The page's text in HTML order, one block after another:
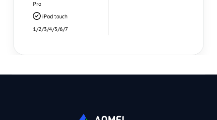
Pro
iPod touch
1/2/3/4/5/6/7